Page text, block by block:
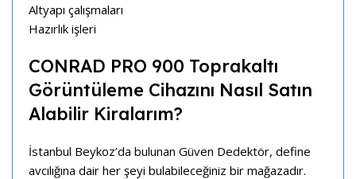
Altyapı çalışmaları
Hazırlık işleri
CONRAD PRO 900 Toprakaltı
Görüntüleme Cihazını Nasıl Satın
Alabilir Kiralarım?
İstanbul Beykoz’da bulunan Güven Dedektör, define
avcılığına dair her şeyi bulabileceğiniz bir mağazadır.